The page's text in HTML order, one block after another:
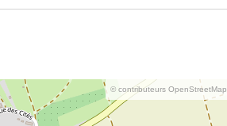
© contributeurs OpenStreetMap